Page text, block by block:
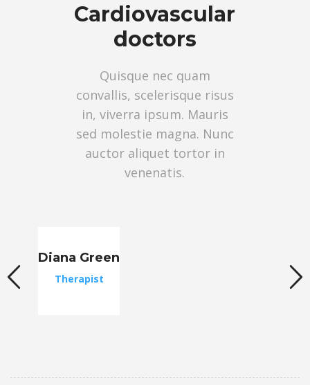
Сardiovascular
doctors
Quisque nec quam
convallis, scelerisque risus
in, viverra ipsum. Mauris
sed molestie magna. Nunc
auctor aliquet tortor in
venenatis.
Diana Green
Therapist